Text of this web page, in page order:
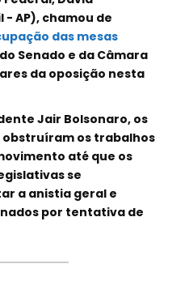
- AP), chamou de
das mesas
do Senado e da Câmara
da oposição nesta
Jair Bolsonaro, os
os trabalhos
até que os
se
a anistia geral e
por tentativa de